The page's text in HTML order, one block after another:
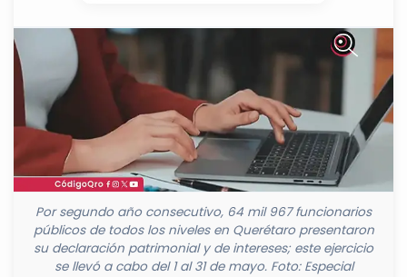
Por segundo año consecutivo, 64 mil 967 funcionarios
públicos de todos los niveles en Querétaro presentaron
su declaración patrimonial y de intereses; este ejercicio
se llevó a cabo del 1 al 31 de mayo. Foto: Especial